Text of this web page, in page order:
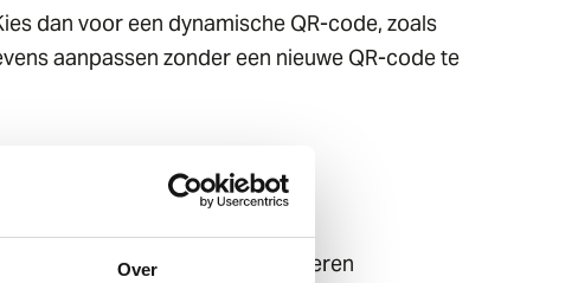
Over
dan voor een dynamische QR-code, zoals
aanpassen zonder een nieuwe QR-code te
gebruikers als teams:
door je bedrijfslogo te integreren